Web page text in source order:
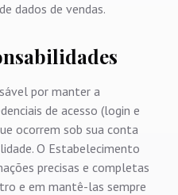
dados de vendas.
por manter a
de acesso (login e
ocorrem sob sua conta
O Estabelecimento
precisas e completas
e em mantê-las sempre